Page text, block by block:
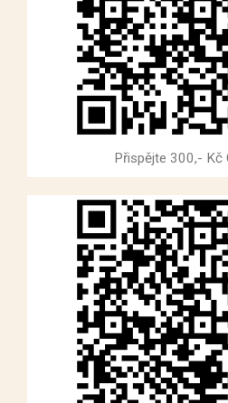
Přispějte 300,- Kč